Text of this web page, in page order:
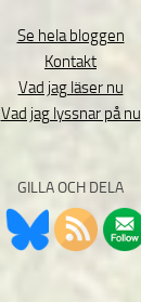
Se hela bloggen
Kontakt
Vad jag läser nu
Vad jag lyssnar på nu
GILLA OCH DELA